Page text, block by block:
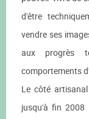
d'être
vendre ses
aux progrès
comportements
Le côté
jusqu'à fin 2008